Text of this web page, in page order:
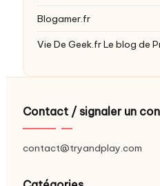
Blogamer.fr
Vie De Geek.frLe blog de
Contact / signaler un
contact@tryandplay.com